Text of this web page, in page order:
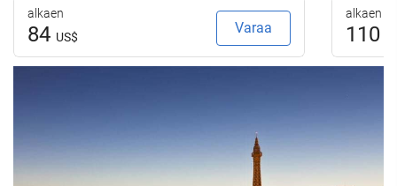
alkaen
84 US$
Varaa
alkaen
110